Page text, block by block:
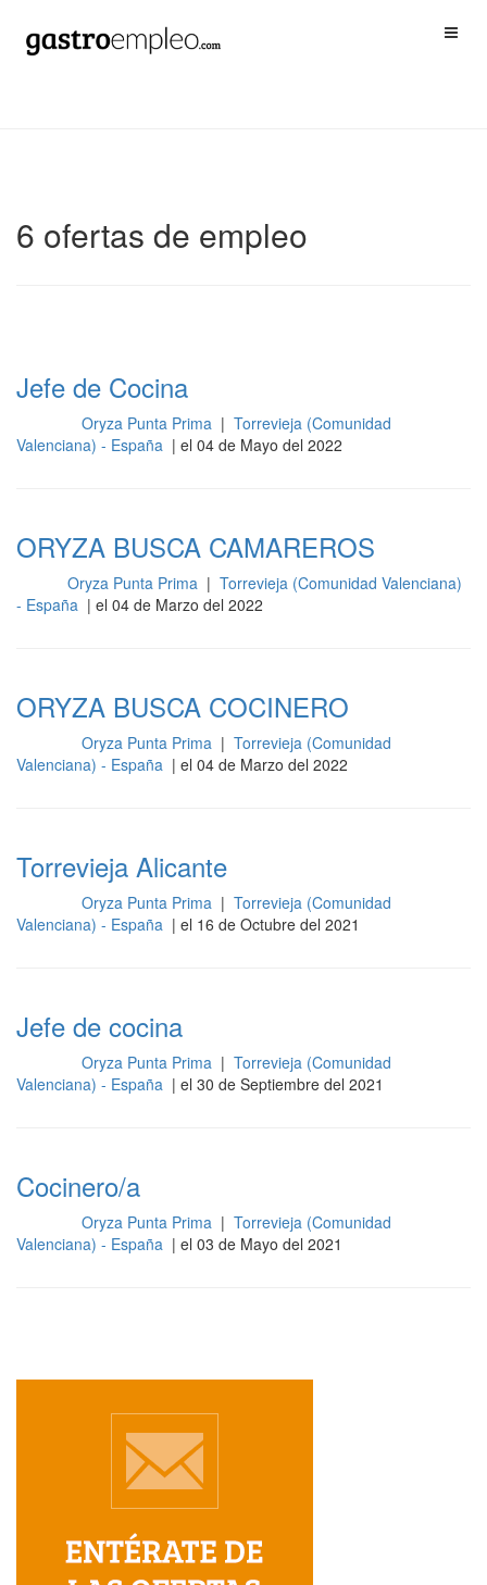
6 ofertas de empleo
Jefe de Cocina
Oryza Punta Prima | Torrevieja (Comunidad
Valenciana) - España | el 04 de Mayo del 2022
ORYZA BUSCA CAMAREROS
Oryza Punta Prima | Torrevieja (Comunidad Valenciana)
- España | el 04 de Marzo del 2022
ORYZA BUSCA COCINERO
Oryza Punta Prima | Torrevieja (Comunidad
Valenciana) - España | el 04 de Marzo del 2022
Torrevieja Alicante
Oryza Punta Prima | Torrevieja (Comunidad
Valenciana) - España | el 16 de Octubre del 2021
Jefe de cocina
Oryza Punta Prima | Torrevieja (Comunidad
Valenciana) - España | el 30 de Septiembre del 2021
Cocinero/a
Oryza Punta Prima | Torrevieja (Comunidad
Valenciana) - España | el 03 de Mayo del 2021